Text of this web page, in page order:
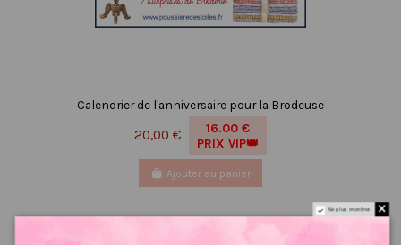
Calendrier de l'anniversaire pour la Brodeuse
20,00 €
16.00 €
PRIX VIP👑
Ajouter au panier
Ne plus montrer.